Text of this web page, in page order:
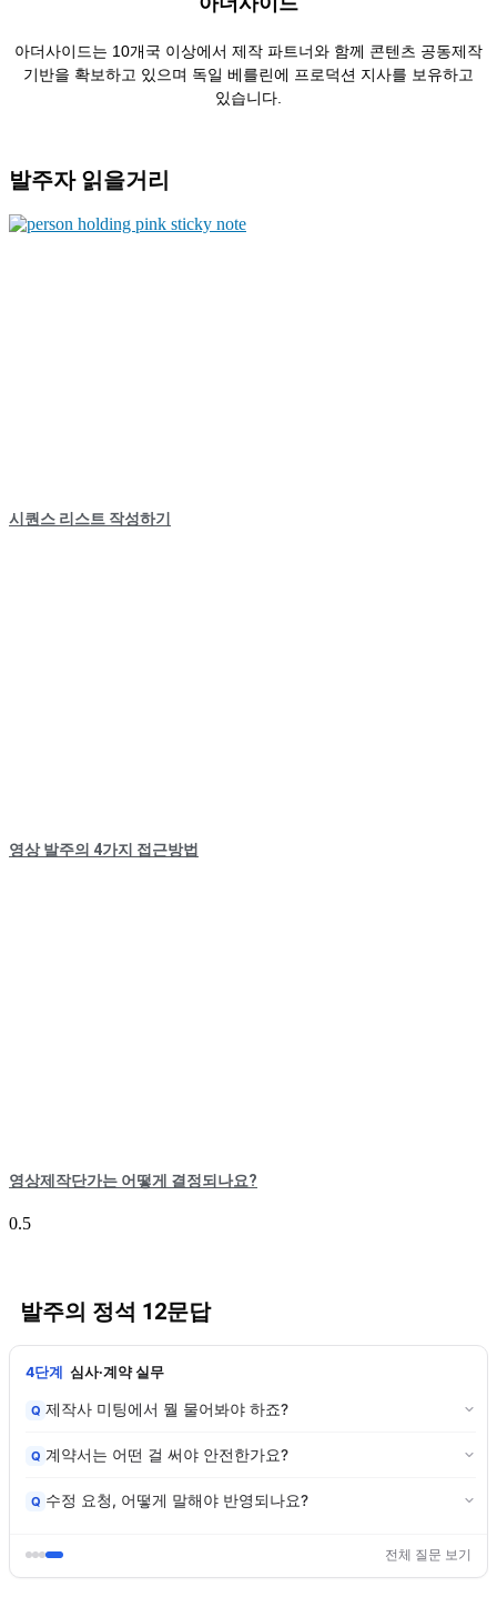
아더사이드는 10개국 이상에서 제작 파트너와 함께 콘텐츠 공동제작
기반을 확보하고 있으며 독일 베를린에 프로덕션 지사를 보유하고
있습니다.
발주자 읽을거리
시퀀스 리스트 작성하기
영상 발주의 4가지 접근방법
영상제작단가는 어떻게 결정되나요?
발주의 정석 12문답
4단계 심사·계약 실무
Q 제작사 미팅에서 뭘 물어봐야 하죠?
Q 계약서는 어떤 걸 써야 안전한가요?
Q 수정 요청, 어떻게 말해야 반영되나요?
전체 질문 보기